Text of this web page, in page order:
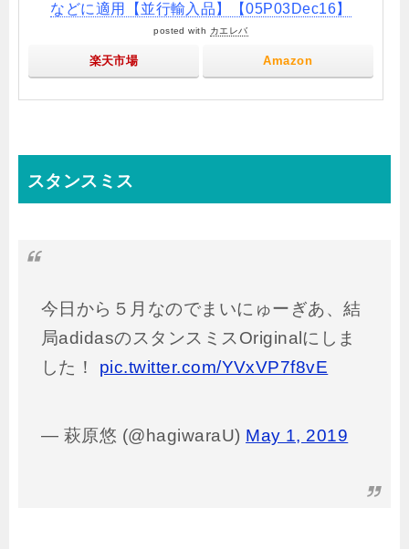
などに適用【並行輸入品】【05P03Dec16】
posted with カエレバ
楽天市場 Amazon
スタンスミス
今日から５月なのでまいにゅーぎあ、結
局adidasのスタンスミスOriginalにしま
した！ pic.twitter.com/YVxVP7f8vE
— 萩原悠 (@hagiwaraU) May 1, 2019